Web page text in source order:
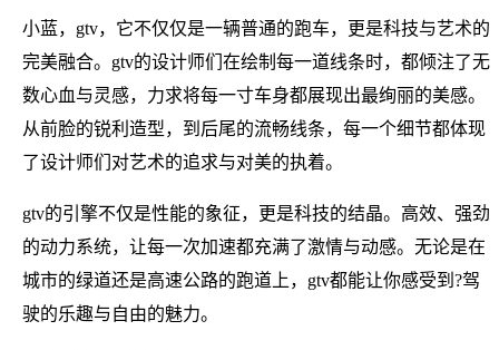
小蓝，gtv，它不仅仅是一辆普通的跑车，更是科技与艺术的
完美融合。gtv的设计师们在绘制每一道线条时，都倾注了无
数心血与灵感，力求将每一寸车身都展现出最绚丽的美感。
从前脸的锐利造型，到后尾的流畅线条，每一个细节都体现
了设计师们对艺术的追求与对美的执着。
gtv的引擎不仅是性能的象征，更是科技的结晶。高效、强劲
的动力系统，让每一次加速都充满了激情与动感。无论是在
城市的绿道还是高速公路的跑道上，gtv都能让你感受到?驾
驶的乐趣与自由的魅力。